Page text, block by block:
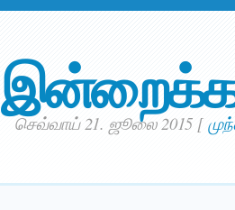
செவ்வாய் 21. ஜூலை 2015 [